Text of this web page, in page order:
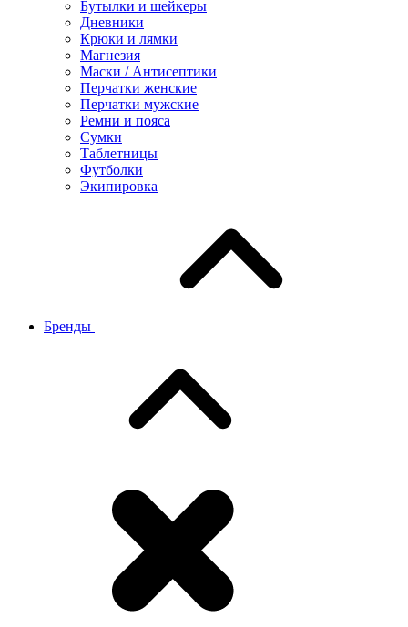
Бутылки и шейкеры
Дневники
Крюки и лямки
Магнезия
Маски / Антисептики
Перчатки женские
Перчатки мужские
Ремни и пояса
Сумки
Таблетницы
Футболки
Экипировка
Бренды